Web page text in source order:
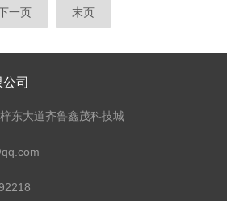
一页 末页
司
东大道齐鲁鑫茂科技城